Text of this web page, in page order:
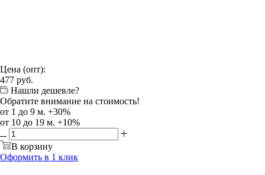
Цена (опт):
477 руб.
Нашли дешевле?
Обратите внимание на стоимость!
от 1 до 9 м. +30%
от 10 до 19 м. +10%
В корзину
Оформить в 1 клик